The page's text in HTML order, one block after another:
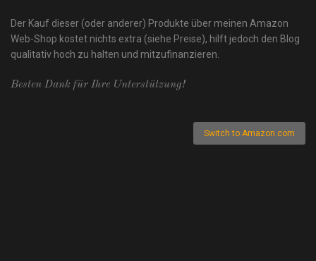
Der Kauf dieser (oder anderer) Produkte über meinen Amazon
Web-Shop kostet nichts extra (siehe Preise), hilft jedoch den Blog
qualitativ hoch zu halten und mitzufinanzieren.
Besten Dank für Ihre Unterstützung!
Switch to Amazon.com